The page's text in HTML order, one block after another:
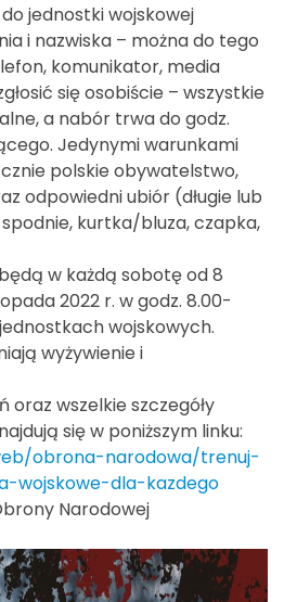
jednostki wojskowej
i nazwiska – można do tego
komunikator, media
się osobiście – wszystkie
a nabór trwa do godz.
Jedynymi warunkami
polskie obywatelstwo,
odpowiedni ubiór (długie lub
kurtka/bluza, czapka,
w każdą sobotę od 8
2022 r. w godz. 8.00-
wojskowych.
wyżywienie i
oraz wszelkie szczegóły
się w poniższym linku:
obrona-narodowa/trenuj-
wojskowe-dla-kazdego
Narodowej